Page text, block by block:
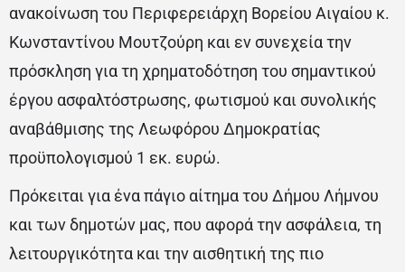
ανακοίνωση του Περιφερειάρχη Βορείου Αιγαίου κ.
Κωνσταντίνου Μουτζούρη και εν συνεχεία την
πρόσκληση για τη χρηματοδότηση του σημαντικού
έργου ασφαλτόστρωσης, φωτισμού και συνολικής
αναβάθμισης της Λεωφόρου Δημοκρατίας
προϋπολογισμού 1 εκ. ευρώ.
Πρόκειται για ένα πάγιο αίτημα του Δήμου Λήμνου
και των δημοτών μας, που αφορά την ασφάλεια, τη
λειτουργικότητα και την αισθητική της πιο